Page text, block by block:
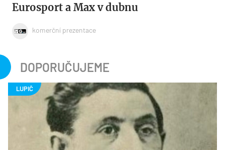
Eurosport a Max v dubnu
komerční prezentace
DOPORUČUJEME